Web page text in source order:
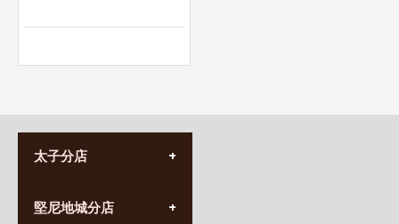
太子分店
營業時間:
堅尼地城分店